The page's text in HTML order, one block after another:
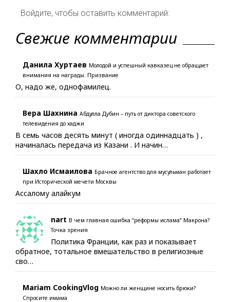
Войдите, чтобы оставить комментарий:
Свежие комментарии
Данила Хуртаев Молодой и успешный кавказец не обращает
внимания на награды. Призвание
О, надо же, однофамилец.
Вера Шахнина Абдулла Дубин – путь от диктора советского
телевидения до хаджи
В семь часов десять минут ( иногда одиннадцать ) ,
начиналась передача из Казани . И начин…
Шахло Исмаилова Брачное агентство для мусульман работает
при Исторической мечети Москвы
Ассалому алайкум
nart В чем главная ошибка “реформы ислама” Макрона?
Точка зрения
Политика Франции, как раз и показывает
обратное, тотальное вмешательство в религиозные
сво…
Mariam CookingVlog Можно ли женщине носить брюки?
Спросите имама